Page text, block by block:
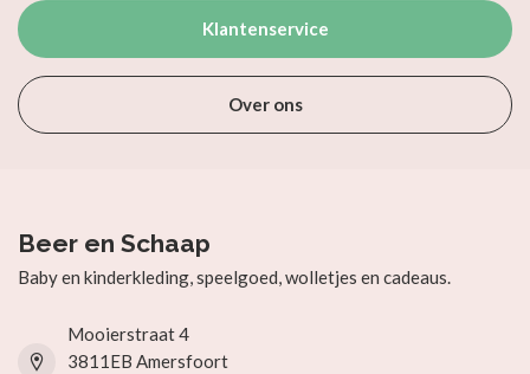
Klantenservice
Over ons
Beer en Schaap
Baby en kinderkleding, speelgoed, wolletjes en cadeaus.
Mooierstraat 4
3811EB Amersfoort